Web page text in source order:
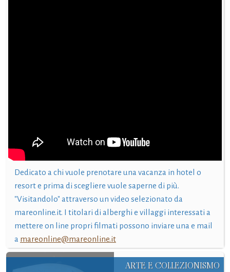
Dedicato a chi vuole prenotare una vacanza in hotel o
resort e prima di scegliere vuole saperne di più.
"Visitandolo" attraverso un video selezionato da
mareonline.it. I titolari di alberghi e villaggi interessati a
mettere on line propri filmati possono inviare una e mail
a mareonline@mareonline.it
ARTE E COLLEZIONISMO